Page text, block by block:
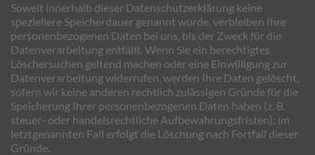
Soweit innerhalb dieser Datenschutzerklärung keine
speziellere Speicherdauer genannt wurde, verbleiben Ihre
personenbezogenen Daten bei uns, bis der Zweck für die
Datenverarbeitung entfällt. Wenn Sie ein berechtigtes
Löschersuchen geltend machen oder eine Einwilligung zur
Datenverarbeitung widerrufen, werden Ihre Daten gelöscht,
sofern wir keine anderen rechtlich zulässigen Gründe für die
Speicherung Ihrer personenbezogenen Daten haben (z. B.
steuer- oder handelsrechtliche Aufbewahrungsfristen); im
letztgenannten Fall erfolgt die Löschung nach Fortfall dieser
Gründe.